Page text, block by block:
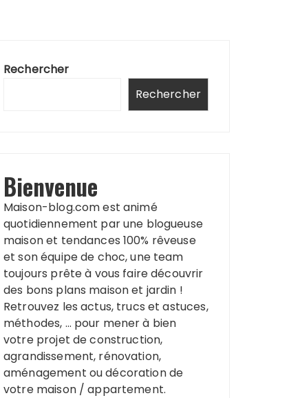
Rechercher
Rechercher
Bienvenue
Maison-blog.com est animé
quotidiennement par une blogueuse
maison et tendances 100% rêveuse
et son équipe de choc, une team
toujours prête à vous faire découvrir
des bons plans maison et jardin !
Retrouvez les actus, trucs et astuces,
méthodes, … pour mener à bien
votre projet de construction,
agrandissement, rénovation,
aménagement ou décoration de
votre maison / appartement.